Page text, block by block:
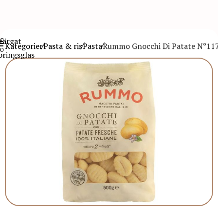
KategorierPasta & risPastaRummo Gnocchi Di Patate